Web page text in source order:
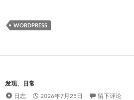
WORDPRESS
发现、
日常
日志
2026年7月25日 留下评论